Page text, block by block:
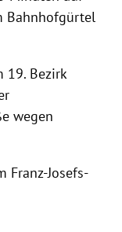
Bahnhofgürtel
19. Bezirk
wegen
Franz-Josefs-